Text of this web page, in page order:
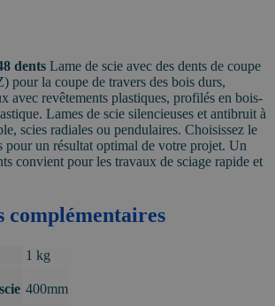
dents Lame de scie avec des dents de coupe
pour la coupe de travers des bois durs,
avec revêtements plastiques, profilés en bois-
Lames de scie silencieuses et antibruit à
scies radiales ou pendulaires. Choisissez le
pour un résultat optimal de votre projet. Un
convient pour les travaux de sciage rapide et
complémentaires
1 kg
400mm